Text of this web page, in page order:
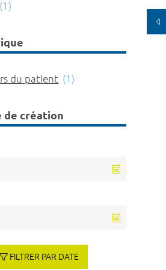
(1)
du patient (1)
de création
FILTRER PAR DATE